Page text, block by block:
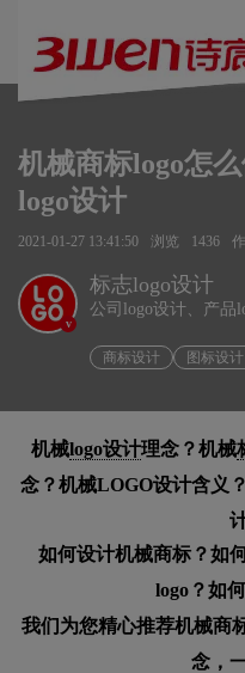
机械商标logo怎
logo设计
2021-01-27 13:41:50 浏览 1436
v
标志logo设计
公司logo设计、产品
商标设计 图标设计
机械logo设计理念？机械
念？机械LOGO设计含义
如何设计机械商标？如
logo？如
我们为您精心推荐机械商
念，